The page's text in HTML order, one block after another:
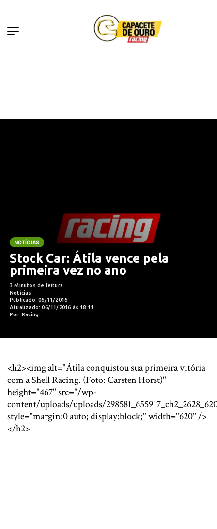
NOTÍCIAS
Stock Car: Átila vence pela
primeira vez no ano
3 Minutos de leitura
Notícias
Publicado: 06/11/2016
Atualizado: 06/11/2016 às 18:11
Por: Racing
<h2><img alt="Átila conquistou sua primeira vitória
com a Shell Racing. (Foto: Carsten Horst)"
height="467" src="/wp-
content/uploads/uploads/
style="margin:0 auto; display:block;" width="620" />
</h2>